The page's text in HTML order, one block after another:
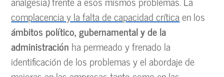
complacencia y la falta de capacidad críticaen los
ámbitos político, gubernamental y de la
administración ha permeado y frenado la
identificación de los problemas y el abordaje de